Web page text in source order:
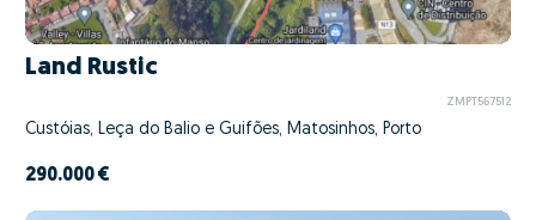
Land Rustic
ZMPT567512
Custóias, Leça do Balio e Guifões, Matosinhos, Porto
290.000 €